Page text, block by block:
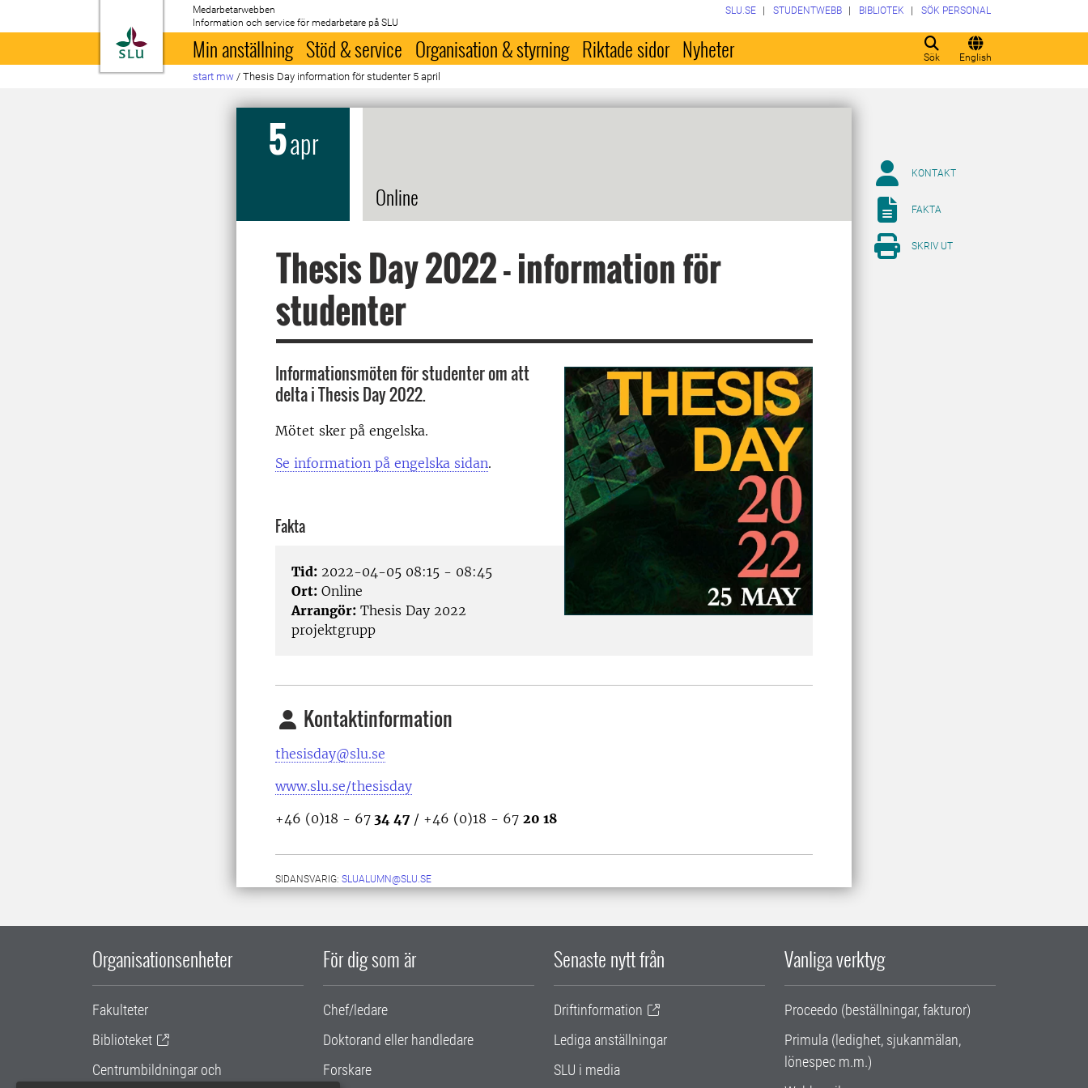
Till startsida
Medarbetarwebben
Information och service för medarbetare på SLU
Sök English
SLU.SE STUDENTWEBB BIBLIOTEK SÖK PERSONAL
Min anställning Stöd & service Organisation & styrning Riktade sidor Nyheter
start mw / Thesis Day information för studenter 5 april
5apr
Online
Thesis Day 2022 - information för
studenter
Informationsmöten för studenter om att
delta i Thesis Day 2022.
Mötet sker på engelska.
Se information på engelska sidan.
Fakta
Tid: 2022-04-05 08:15 - 08:45
Ort: Online
Arrangör: Thesis Day 2022
projektgrupp
Kontaktinformation
thesisday@slu.se
www.slu.se/thesisday
+46 (0)18 - 67 34 47 / +46 (0)18 - 67 20 18
SIDANSVARIG: SLUALUMN@SLU.SE
KONTAKT
FAKTA
SKRIV UT
Organisationsenheter
Fakulteter
Biblioteket
Centrumbildningar och
För dig som är
Chef/ledare
Doktorand eller handledare
Forskare
Senaste nytt från
Driftinformation
Lediga anställningar
SLU i media
Vanliga verktyg
Proceedo (beställningar, fakturor)
Primula (ledighet, sjukanmälan,
lönespec m.m.)